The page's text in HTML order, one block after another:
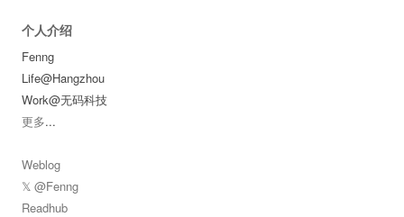
个人介绍
Fenng
Life@Hangzhou
Work@无码科技
更多...
Weblog
𝕏 @Fenng
Readhub